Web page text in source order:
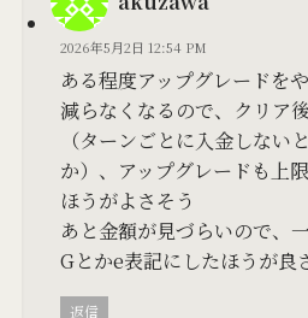
2026年5月2日 12:54 PM
ある程度アップグレードを
減らなくなるので、クリア
（ターンごとに入金しない
か）、アップグレードも上
ほうがよさそう
あと金額が見づらいので、
Gとかe表記にしたほうが良
返信